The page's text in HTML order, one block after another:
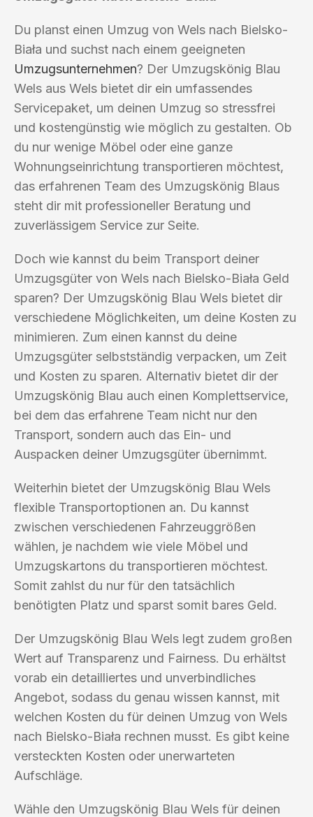
Du planst einen Umzug von Wels nach Bielsko-
Biała und suchst nach einem geeigneten
Umzugsunternehmen? Der Umzugskönig Blau
Wels aus Wels bietet dir ein umfassendes
Servicepaket, um deinen Umzug so stressfrei
und kostengünstig wie möglich zu gestalten. Ob
du nur wenige Möbel oder eine ganze
Wohnungseinrichtung transportieren möchtest,
das erfahrenen Team des Umzugskönig Blaus
steht dir mit professioneller Beratung und
zuverlässigem Service zur Seite.
Doch wie kannst du beim Transport deiner
Umzugsgüter von Wels nach Bielsko-Biała Geld
sparen? Der Umzugskönig Blau Wels bietet dir
verschiedene Möglichkeiten, um deine Kosten zu
minimieren. Zum einen kannst du deine
Umzugsgüter selbstständig verpacken, um Zeit
und Kosten zu sparen. Alternativ bietet dir der
Umzugskönig Blau auch einen Komplettservice,
bei dem das erfahrene Team nicht nur den
Transport, sondern auch das Ein- und
Auspacken deiner Umzugsgüter übernimmt.
Weiterhin bietet der Umzugskönig Blau Wels
flexible Transportoptionen an. Du kannst
zwischen verschiedenen Fahrzeuggrößen
wählen, je nachdem wie viele Möbel und
Umzugskartons du transportieren möchtest.
Somit zahlst du nur für den tatsächlich
benötigten Platz und sparst somit bares Geld.
Der Umzugskönig Blau Wels legt zudem großen
Wert auf Transparenz und Fairness. Du erhältst
vorab ein detailliertes und unverbindliches
Angebot, sodass du genau wissen kannst, mit
welchen Kosten du für deinen Umzug von Wels
nach Bielsko-Biała rechnen musst. Es gibt keine
versteckten Kosten oder unerwarteten
Aufschläge.
Wähle den Umzugskönig Blau Wels für deinen